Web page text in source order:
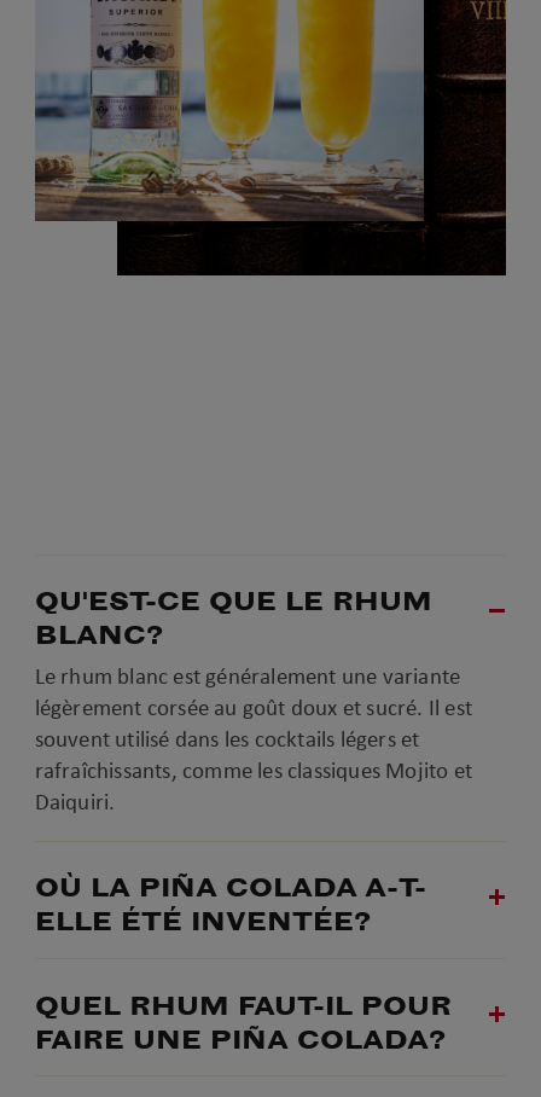
QU'EST-CE QUE LE RHUM
BLANC?
Le rhum blanc est généralement une variante
légèrement corsée au goût doux et sucré. Il est
souvent utilisé dans les cocktails légers et
rafraîchissants, comme les classiques Mojito et
Daiquiri.
OÙ LA PIÑA COLADA A-T-
ELLE ÉTÉ INVENTÉE?
QUEL RHUM FAUT-IL POUR
FAIRE UNE PIÑA COLADA?